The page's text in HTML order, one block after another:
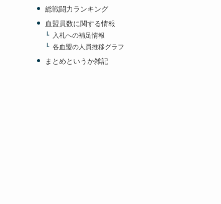
総戦闘力ランキング
血盟員数に関する情報
入札への補足情報
各血盟の人員推移グラフ
まとめというか雑記